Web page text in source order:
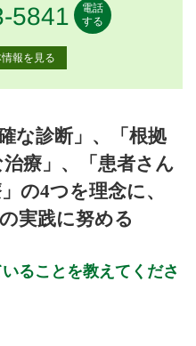
5841
電話
する
報を見る
● ●
●
● ● ●
致しました。現在、再診患者
ム利用料として診察費とは別
な診断」、「根拠
療」、「患者さん
の4つを理念に、
実践に努める
ることを教えてくださ